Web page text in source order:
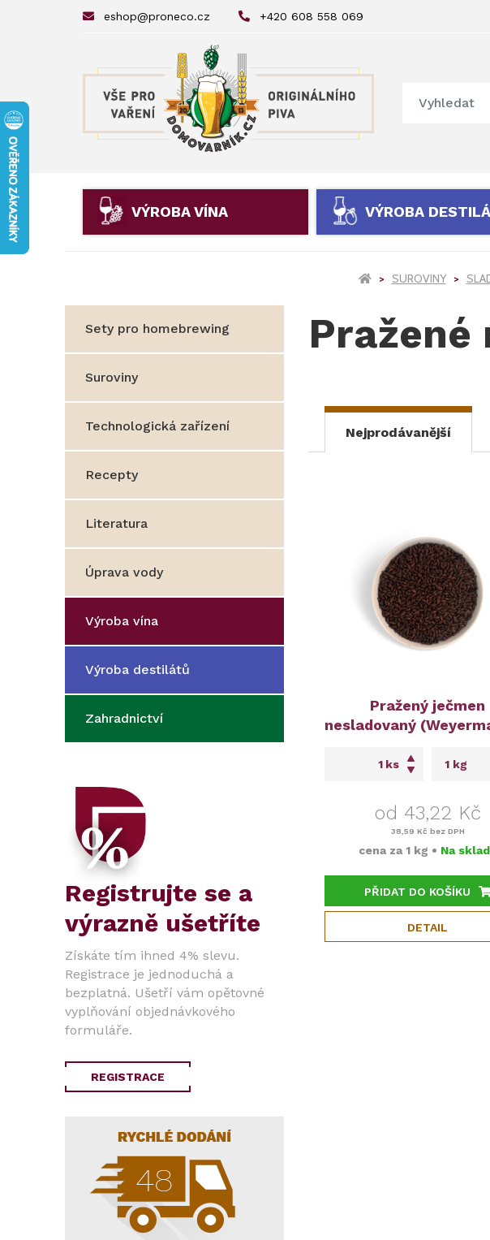
eshop@proneco.cz +420 608 558 069
VÝROBA VÍNA VÝROBA
SUROVINY
Sety pro homebrewing
Suroviny
Technologická zařízení
Recepty
Literatura
Úprava vody
Výroba vína
Výroba destilátů
Zahradnictví
Registrujte se a
výrazně ušetříte
Získáte tím ihned 4% slevu.
Registrace je jednoduchá a
bezplatná. Ušetří vám opětovné
vyplňování objednávkového
formuláře.
REGISTRACE
Pražené
Nejprodávanější
Pražený ječmen
nesladovaný
ks
od 43,22 Kč
38,59 Kč bez DPH
cena za1 kg • Na
PŘIDAT DO KOŠÍKU
DETAIL